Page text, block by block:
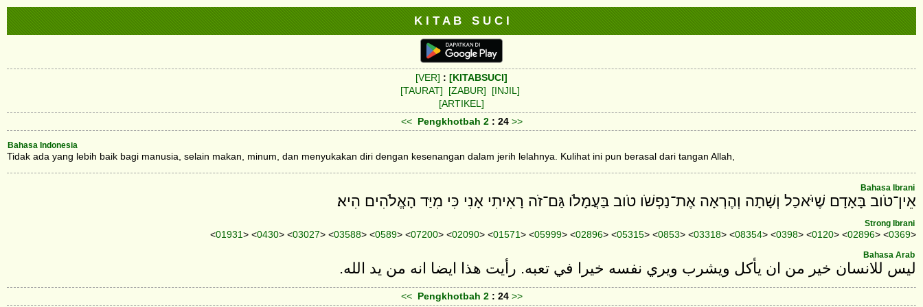
K I T A B S U C I
[VER] : [KITABSUCI]
[TAURAT]
[ZABUR]
[INJIL]
[ARTIKEL]
<< Pengkhotbah 2 : 24 >>
Bahasa Indonesia
Tidak ada yang lebih baik bagi manusia, selain makan, minum, dan menyukakan diri dengan kesenangan dalam jerih lelahnya. Kulihat ini pun berasal dari tangan Allah,
Bahasa Ibrani
אֵין־טֹוב בָּאָדָם שֶׁיֹּאכַל וְשָׁתָה וְהֶרְאָה אֶת־נַפְשֹׁו טֹוב בַּעֲמָלֹו גַּם־זֹה רָאִיתִי אָנִי כִּי מִיַּד הָאֱלֹהִים הִיא׃
Strong Ibrani
<01931> <0430> <03027> <03588> <0589> <07200> <02090> <01571> <05999> <02896> <05315> <0853> <03318> <08354> <0398> <0120> <02896> <0369>
Bahasa Arab
ليس للانسان خير من ان يأكل ويشرب ويري نفسه خيرا في تعبه. رأيت هذا ايضا انه من يد الله.
<< Pengkhotbah 2 : 24 >>